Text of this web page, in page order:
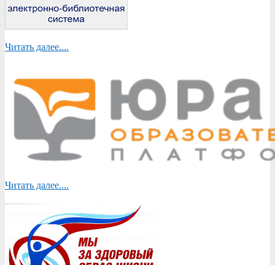
Читать далее....
Читать далее....